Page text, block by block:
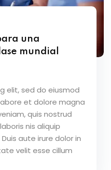
una
mundial
elit, sed do eiusmod
et dolore magna
quis nostrud
nis aliquip
aute irure dolor in
velit esse cillum
Lost your password?